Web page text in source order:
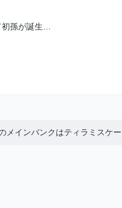
孫が誕生…
メインバンクはティラミスケ